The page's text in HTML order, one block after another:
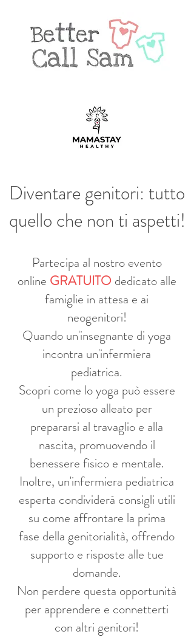
Diventare genitori: tutto
quello che non ti aspetti!
Partecipa al nostro evento
online GRATUITOdedicato alle
famiglie in attesa e ai
neogenitori!
Quando un'insegnante di yoga
incontra un'infermiera
pediatrica.
Scopri come lo yoga può essere
un prezioso alleato per
prepararsi al travaglio e alla
nascita, promuovendo il
benessere fisico e mentale.
Inoltre, un'infermiera pediatrica
esperta condividerà consigli utili
su come affrontare la prima
fase della genitorialità, offrendo
supporto e risposte alle tue
domande.
Non perdere questa opportunità
per apprendere e connetterti
con altri genitori!